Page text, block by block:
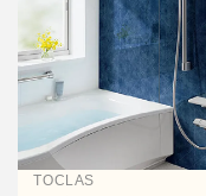
TOCLAS